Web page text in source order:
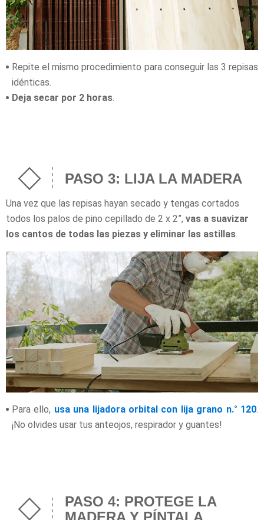
Repite el mismo procedimiento para conseguir las 3 repisas
idénticas.
Deja secar por 2 horas.
PASO 3: LIJA LA MADERA
Una vez que las repisas hayan secado y tengas cortados
todos los palos de pino cepillado de 2 x 2”, vas a suavizar
los cantos de todas las piezas y eliminar las astillas.
Para ello, usa una lijadora orbital con lija grano n.° 120.
¡No olvides usar tus anteojos, respirador y guantes!
PASO 4: PROTEGE LA
MADERA Y PÍNTALA